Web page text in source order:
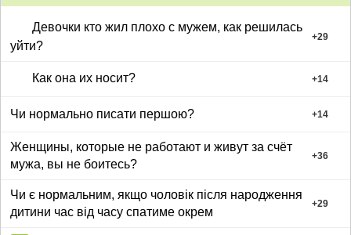
Девочки кто жил плохо с мужем, как решилась
уйти?
+29
Как она их носит? +14
Чи нормально писати першою? +14
Женщины, которые не работают и живут за счёт
мужа, вы не боитесь?
+36
Чи є нормальним, якщо чоловік після народження
дитини час від часу спатиме окрем
+29